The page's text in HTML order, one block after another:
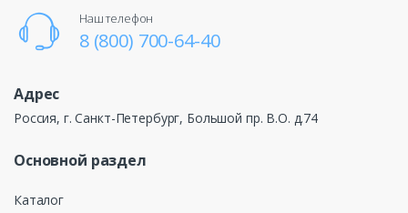
Наш телефон
8 (800) 700-64-40
Адрес
Россия, г. Санкт-Петербург, Большой пр. В.О. д.74
Основной раздел
Каталог